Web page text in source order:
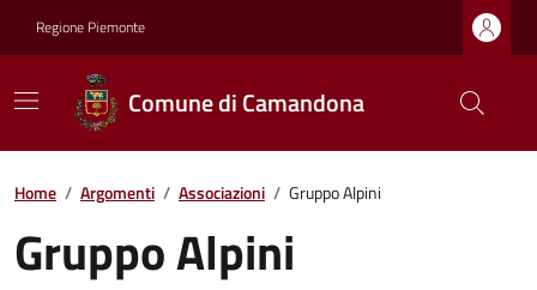
Regione Piemonte
Comune di Camandona
Home / Argomenti / Associazioni / Gruppo Alpini
Gruppo Alpini